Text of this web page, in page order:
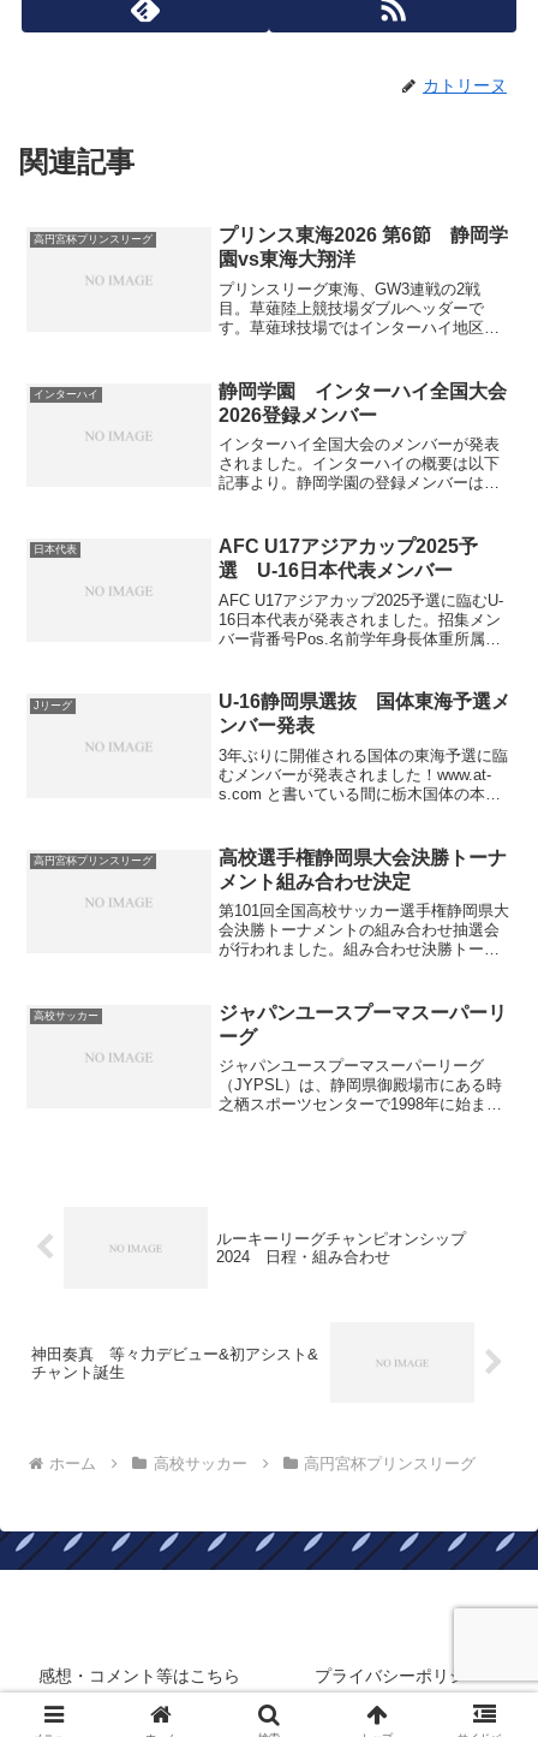
カトリーヌ
関連記事
高円宮杯プリンスリーグ
プリンス東海2026 第6節 静岡学
園vs東海大翔洋
プリンスリーグ東海、GW3連戦の2戦
目。草薙陸上競技場ダブルヘッダーで
す。草薙球技場ではインターハイ地区大
カップで試していた3バックでスタート。
GK田邉匠真、...
インターハイ
静岡学園 インターハイ全国大会
2026登録メンバー
インターハイ全国大会のメンバーが発表
されました。インターハイの概要は以下
記事より。静岡学園の登録メンバーは以
手は1〜20番までの20人、21〜28番の選
手は予備登録...
日本代表
AFC U17アジアカップ2025予
選 U-16日本代表メンバー
AFC U17アジアカップ2025予選に臨むU-
16日本代表が発表されました。招集メン
バー背番号Pos.名前学年身長体重所属前
日翔高117970川崎フロン...
Jリーグ
U-16静岡県選抜 国体東海予選メ
ンバー発表
3年ぶりに開催される国体の東海予選に臨
むメンバーが発表されました！www.at-
s.com と書いている間に栃木国体の本大
がらも最終的には5-4になるという超大
味...
高円宮杯プリンスリーグ
高校選手権静岡県大会決勝トーナ
メント組み合わせ決定
第101回全国高校サッカー選手権静岡県大
会決勝トーナメントの組み合わせ抽選会
が行われました。組み合わせ決勝トーナ
園、藤枝明誠、浜松開誠館、藤枝東第2シ
ード富士市立、清...
高校サッカー
ジャパンユースプーマスーパーリ
ーグ
ジャパンユースプーマスーパーリーグ
（JYPSL）は、静岡県御殿場市にある時
之栖スポーツセンターで1998年に始まっ
ルーキーリーグチャンピオンシップ
2024 日程・組み合わせ
神田奏真 等々力デビュー&初アシスト&
チャント誕生
ホーム 高校サッカー 高円宮杯プリンスリーグ
感想・コメント等はこちら プライバシーポリシー
© 2019 静岡在住フロサポのサッカーブログ.